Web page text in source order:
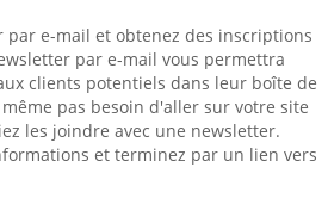
e-mail et obtenez des inscriptions
par e-mail vous permettra
clients potentiels dans leur boîte de
pas besoin d'aller sur votre site
les joindre avec une newsletter.
et terminez par un lien vers